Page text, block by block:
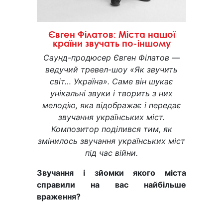
Євген Філатов: Міста нашої
країни звучать по-іншому
Саунд-продюсер Євген Філатов —
ведучий тревел-шоу «Як звучить
світ… Україна». Саме він шукає
унікальні звуки і творить з них
мелодію, яка відображає і передає
звучання українських міст.
Композитор поділився тим, як
змінилось звучання українських міст
під час війни.
Звучання і зйомки якого міста
справили на вас найбільше
враження?